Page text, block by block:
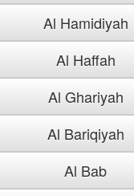
Al Hamidiyah
Al Haffah
Al Ghariyah
Al Bariqiyah
Al Bab